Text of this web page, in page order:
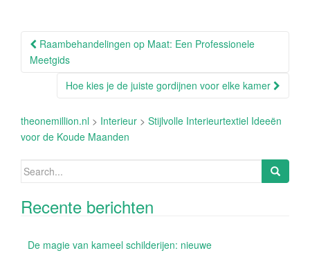
Post
navigation
Raambehandelingen op Maat: Een Professionele
Meetgids
Hoe kies je de juiste gordijnen voor elke kamer
theonemillion.nl > Interieur > Stijlvolle Interieurtextiel Ideeën
voor de Koude Maanden
Search
Recente berichten
De magie van kameel schilderijen: nieuwe